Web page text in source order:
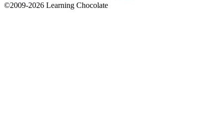
©2009-2026 Learning Chocolate